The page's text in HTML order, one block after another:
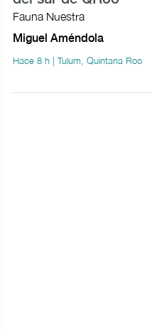
Fauna Nuestra
Miguel Améndola
Hace 8 h | Tulum, Quintana Roo